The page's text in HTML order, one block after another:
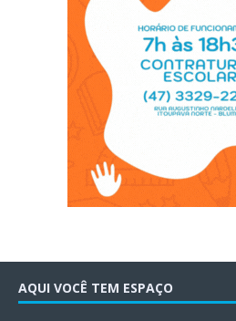
AQUI VOCÊ TEM ESPAÇO